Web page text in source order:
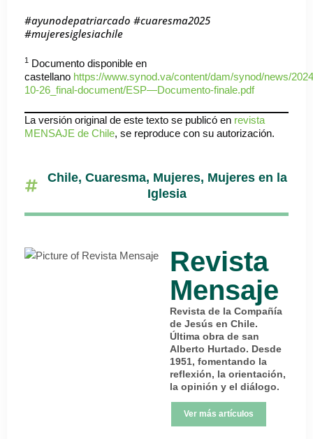
#ayunodepatriarcado #cuaresma2025
#mujeresiglesiachile
1
Documento disponible en
castellano https://www.synod.va/content/dam/synod/news/
10-26_final-document/ESP—Documento-finale.pdf
La versión original de este texto se publicó en revista
MENSAJE de Chile, se reproduce con su autorización.
Chile, Cuaresma, Mujeres, Mujeres en la
Iglesia
Revista
Mensaje
Revista de la Compañía
de Jesús en Chile.
Última obra de san
Alberto Hurtado. Desde
1951, fomentando la
reflexión, la orientación,
la opinión y el diálogo.
Ver más artículos